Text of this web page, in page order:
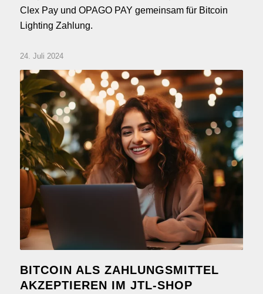
Clex Pay und OPAGO PAY gemeinsam für Bitcoin
Lighting Zahlung.
24. Juli 2024
BITCOIN ALS ZAHLUNGSMITTEL
AKZEPTIEREN IM JTL-SHOP